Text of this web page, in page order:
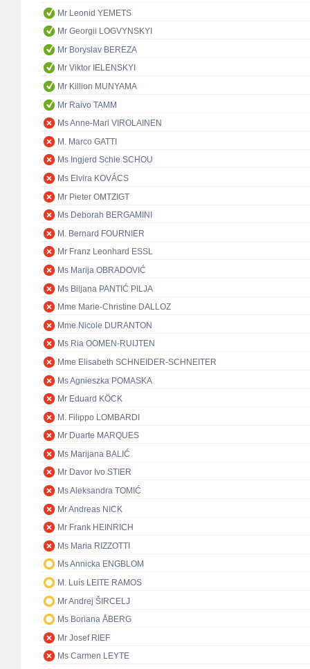
Mr Leonid YEMETS
Mr Georgii LOGVYNSKYI
Mr Boryslav BEREZA
Mr Viktor IELENSKYI
Mr Killion MUNYAMA
Mr Raivo TAMM
Ms Anne-Mari VIROLAINEN
M. Marco GATTI
Ms Ingjerd Schie SCHOU
Ms Elvira KOVÁCS
Mr Pieter OMTZIGT
Ms Deborah BERGAMINI
M. Bernard FOURNIER
Mr Franz Leonhard ESSL
Ms Marija OBRADOVIĆ
Ms Biljana PANTIĆ PILJA
Mme Marie-Christine DALLOZ
Mme Nicole DURANTON
Ms Ria OOMEN-RUIJTEN
Mme Elisabeth SCHNEIDER-SCHNEITER
Ms Agnieszka POMASKA
Mr Eduard KÖCK
M. Filippo LOMBARDI
Mr Duarte MARQUES
Ms Marijana BALIĆ
Mr Davor Ivo STIER
Ms Aleksandra TOMIĆ
Mr Andreas NICK
Mr Frank HEINRICH
Ms Maria RIZZOTTI
Ms Annicka ENGBLOM
M. Luís LEITE RAMOS
Mr Andrej ŠIRCELJ
Ms Boriana ÅBERG
Mr Josef RIEF
Ms Carmen LEYTE